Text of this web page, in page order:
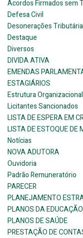
Acordos Firmados sem
Defesa Civil
Desonerações
Destaque
Diversos
DIVIDA ATIVA
EMENDAS
ESTAGIÁRIOS
Estrutura Organizacional
Licitantes Sancionados
LISTA DE ESPERA EM
LISTA DE ESTOQUE
Notícias
NOVA ADUTORA
Ouvidoria
Padrão Remuneratório
PARECER
PLANEJAMENTO
PLANOS DA EDUCAÇÃO
PLANOS DE SAÚDE
PRESTAÇÃO DE